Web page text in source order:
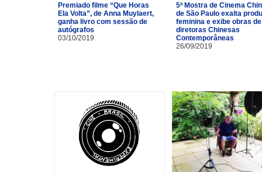
Premiado filme “Que Horas
Ela Volta”, de Anna Muylaert,
ganha livro com sessão de
autógrafos
03/10/2019
5ª Mostra de Cinema
de São Paulo exalta
feminina e exibe obras de
diretoras Chinesas
Contemporâneas
26/09/2019